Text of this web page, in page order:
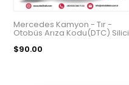
Mercedes Kamyon - Tır -
Otobüs Arıza Kodu(DTC) Silici
$90.00